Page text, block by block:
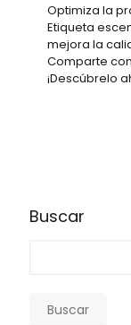
Optimiza la
Etiqueta
mejora la
Comparte
¡Descúbrelo
Buscar
Buscar